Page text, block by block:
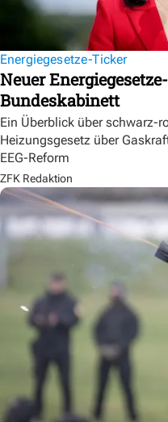
Energiegesetze-Ticker
Neuer
Bundeskabinett
Ein Überblick über schwarz-
Heizungsgesetz über
EEG-Reform
ZFK Redaktion